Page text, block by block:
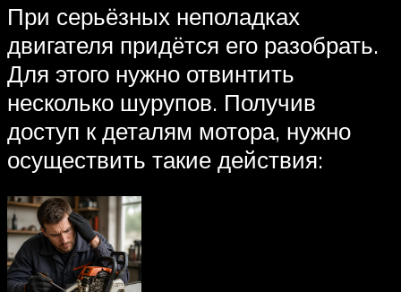
При серьёзных неполадках
двигателя придётся его разобрать.
Для этого нужно отвинтить
несколько шурупов. Получив
доступ к деталям мотора, нужно
осуществить такие действия: